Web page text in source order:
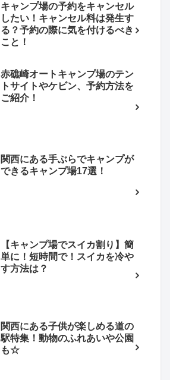
キャンプ場の予約をキャンセル
したい！キャンセル料は発生す
る？予約の際に気を付けるべき
こと！
赤礁崎オートキャンプ場のテン
トサイトやケビン、予約方法を
ご紹介！
関西にある手ぶらでキャンプが
できるキャンプ場17選！
【キャンプ場でスイカ割り】簡
単に！短時間で！スイカを冷や
す方法は？
関西にある子供が楽しめる道の
駅特集！動物のふれあいや公園
も☆